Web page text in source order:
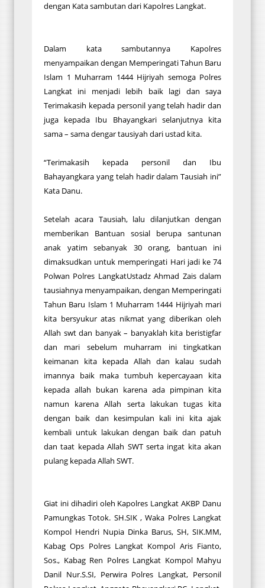
dengan Kata sambutan dari Kapolres Langkat.
Dalam kata sambutannya Kapolres
menyampaikan dengan Memperingati Tahun Baru
Islam 1 Muharram 1444 Hijriyah semoga Polres
Langkat ini menjadi lebih baik lagi dan saya
Terimakasih kepada personil yang telah hadir dan
juga kepada Ibu Bhayangkari selanjutnya kita
sama – sama dengar tausiyah dari ustad kita.
“Terimakasih kepada personil dan Ibu
Bahayangkara yang telah hadir dalam Tausiah ini”
Kata Danu.
Setelah acara Tausiah, lalu dilanjutkan dengan
memberikan Bantuan sosial berupa santunan
anak yatim sebanyak 30 orang, bantuan ini
dimaksudkan untuk memperingati Hari jadi ke 74
Polwan Polres LangkatUstadz Ahmad Zais dalam
tausiahnya menyampaikan, dengan Memperingati
Tahun Baru Islam 1 Muharram 1444 Hijriyah mari
kita bersyukur atas nikmat yang diberikan oleh
Allah swt dan banyak – banyaklah kita beristigfar
dan mari sebelum muharram ini tingkatkan
keimanan kita kepada Allah dan kalau sudah
imannya baik maka tumbuh kepercayaan kita
kepada allah bukan karena ada pimpinan kita
namun karena Allah serta lakukan tugas kita
dengan baik dan kesimpulan kali ini kita ajak
kembali untuk lakukan dengan baik dan patuh
dan taat kepada Allah SWT serta ingat kita akan
pulang kepada Allah SWT.
Giat ini dihadiri oleh Kapolres Langkat AKBP Danu
Pamungkas Totok. SH.SIK , Waka Polres Langkat
Kompol Hendri Nupia Dinka Barus, SH, SIK.MM,
Kabag Ops Polres Langkat Kompol Aris Fianto,
Sos., Kabag Ren Polres Langkat Kompol Mahyu
Danil Nur.S.SI, Perwira Polres Langkat, Personil